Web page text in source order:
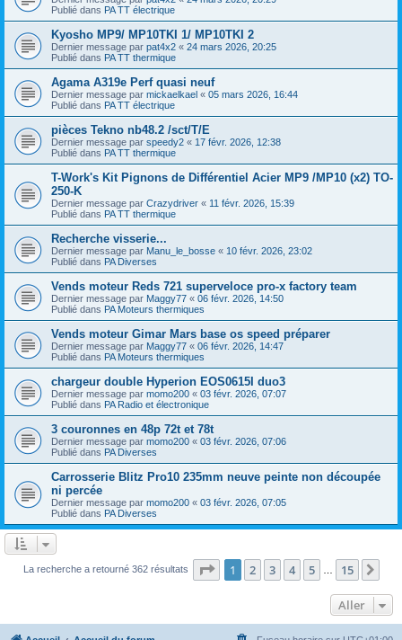
Publié dans PA TT électrique
Kyosho MP9/ MP10TKI 1/ MP10TKI 2
Dernier message par pat4x2 « 24 mars 2026, 20:25
Publié dans PA TT thermique
Agama A319e Perf quasi neuf
Dernier message par mickaelkael « 05 mars 2026, 16:44
Publié dans PA TT électrique
pièces Tekno nb48.2 /sct/T/E
Dernier message par speedy2 « 17 févr. 2026, 12:38
Publié dans PA TT thermique
T-Work's Kit Pignons de Différentiel Acier MP9 /MP10 (x2) TO-
250-K
Dernier message par Crazydriver « 11 févr. 2026, 15:39
Publié dans PA TT thermique
Recherche visserie...
Dernier message par Manu_le_bosse « 10 févr. 2026, 23:02
Publié dans PA Diverses
Vends moteur Reds 721 superveloce pro-x factory team
Dernier message par Maggy77 « 06 févr. 2026, 14:50
Publié dans PA Moteurs thermiques
Vends moteur Gimar Mars base os speed préparer
Dernier message par Maggy77 « 06 févr. 2026, 14:47
Publié dans PA Moteurs thermiques
chargeur double Hyperion EOS0615I duo3
Dernier message par momo200 « 03 févr. 2026, 07:07
Publié dans PA Radio et électronique
3 couronnes en 48p 72t et 78t
Dernier message par momo200 « 03 févr. 2026, 07:06
Publié dans PA Diverses
Carrosserie Blitz Pro10 235mm neuve peinte non découpée
ni percée
Dernier message par momo200 « 03 févr. 2026, 07:05
Publié dans PA Diverses
La recherche a retourné 362 résultats Page 1sur15
1 2 3 4 5 15
Aller